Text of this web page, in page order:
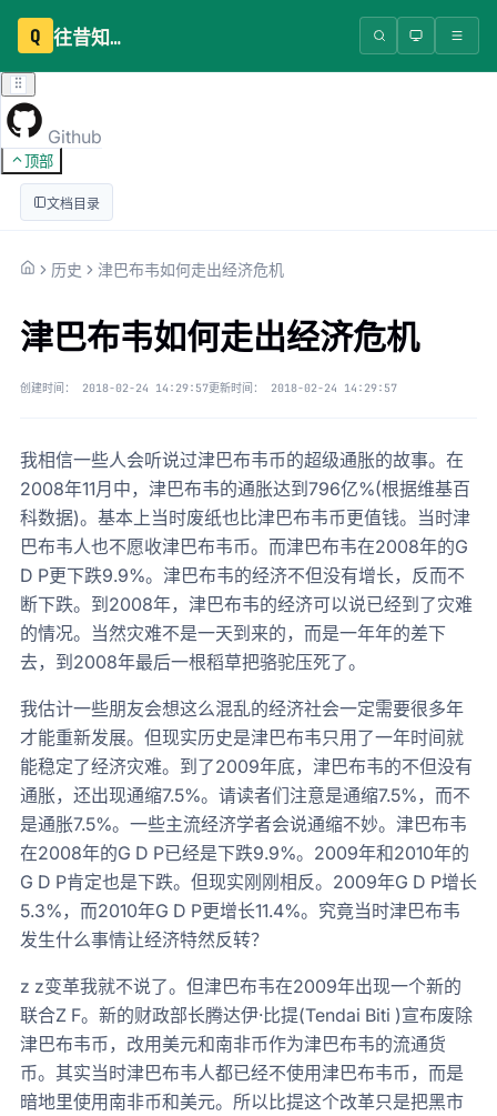
Q 往昔知识库
Github
顶部
文档目录
历史 津巴布韦如何走出经济危机
津巴布韦如何走出经济危机
创建时间： 2018-02-24 14:29:57更新时间： 2018-02-24 14:29:57
我相信一些人会听说过津巴布韦币的超级通胀的故事。在
2008年11月中，津巴布韦的通胀达到796亿%(根据维基百
科数据)。基本上当时废纸也比津巴布韦币更值钱。当时津
巴布韦人也不愿收津巴布韦币。而津巴布韦在2008年的G
D P更下跌9.9%。津巴布韦的经济不但没有增长，反而不
断下跌。到2008年，津巴布韦的经济可以说已经到了灾难
的情况。当然灾难不是一天到来的，而是一年年的差下
去，到2008年最后一根稻草把骆驼压死了。
我估计一些朋友会想这么混乱的经济社会一定需要很多年
才能重新发展。但现实历史是津巴布韦只用了一年时间就
能稳定了经济灾难。到了2009年底，津巴布韦的不但没有
通胀，还出现通缩7.5%。请读者们注意是通缩7.5%，而不
是通胀7.5%。一些主流经济学者会说通缩不妙。津巴布韦
在2008年的G D P已经是下跌9.9%。2009年和2010年的
G D P肯定也是下跌。但现实刚刚相反。2009年G D P增长
5.3%，而2010年G D P更增长11.4%。究竟当时津巴布韦
发生什么事情让经济特然反转？
z z变革我就不说了。但津巴布韦在2009年出现一个新的
联合Z F。新的财政部长腾达伊·比提(Tendai Biti )宣布废除
津巴布韦币，改用美元和南非币作为津巴布韦的流通货
币。其实当时津巴布韦人都已经不使用津巴布韦币，而是
暗地里使用南非币和美元。所以比提这个改革只是把黑市